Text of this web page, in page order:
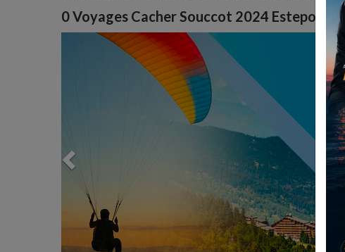
0 Voyages Cacher Souccot 2024 Estepona
Previous